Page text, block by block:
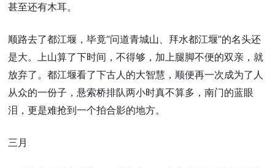
甚至还有木耳。
顺路去了都江堰，毕竟“问道青城山、拜水都江堰”的名头还
是大。上山算了下时间，不得够，加上腿脚不便的双亲，就
放弃了。都江堰看了下古人的大智慧，顺便再一次成为了人
从众的一份子，悬索桥排队两小时真不算多，南门的蓝眼
泪，更是难抢到一个拍合影的地方。
三月